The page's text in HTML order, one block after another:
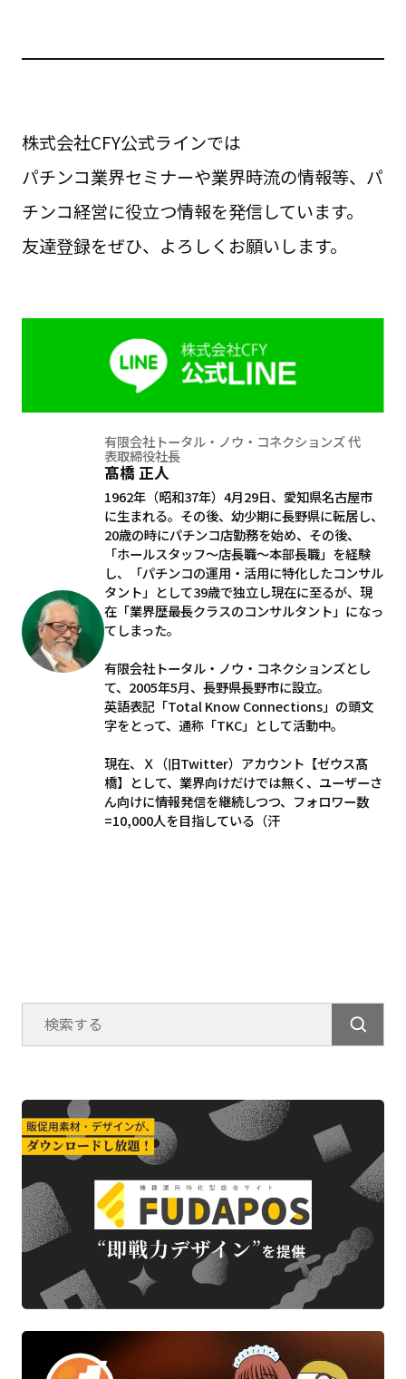
株式会社CFY公式ラインでは
パチンコ業界セミナーや業界時流の情報等、パ
チンコ経営に役立つ情報を発信しています。
友達登録をぜひ、よろしくお願いします。
有限会社トータル・ノウ・コネクションズ 代
表取締役社長
髙橋 正人
1962年（昭和37年）4月29日、愛知県名古屋市
に生まれる。その後、幼少期に長野県に転居し、
20歳の時にパチンコ店勤務を始め、その後、
「ホールスタッフ～店長職～本部長職」を経験
し、「パチンコの運用・活用に特化したコンサル
タント」として39歳で独立し現在に至るが、現
在「業界歴最長クラスのコンサルタント」になっ
てしまった。
有限会社トータル・ノウ・コネクションズとし
て、2005年5月、長野県長野市に設立。
英語表記「Total Know Connections」の頭文
字をとって、通称「TKC」として活動中。
現在、Ｘ（旧Twitter）アカウント【ゼウス髙
橋】として、業界向けだけでは無く、ユーザーさ
ん向けに情報発信を継続しつつ、フォロワー数
=10,000人を目指している（汗